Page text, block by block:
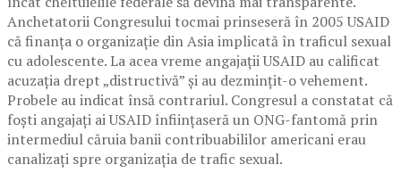
Anchetatorii Congresului tocmai prinseseră în 2005 USAID
că finanța o organizație din Asia implicată în traficul sexual
cu adolescente. La acea vreme angajații USAID au calificat
acuzația drept „distructivă” și au dezmințit-o vehement.
Probele au indicat însă contrariul. Congresul a constatat că
foști angajați ai USAID înființaseră un ONG-fantomă prin
intermediul căruia banii contribuabililor americani erau
canalizați spre organizația de trafic sexual.